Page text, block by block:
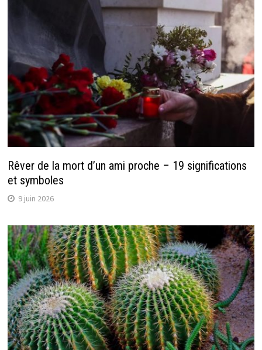
Rêver de la mort d’un ami proche – 19 significations
et symboles
9 juin 2026